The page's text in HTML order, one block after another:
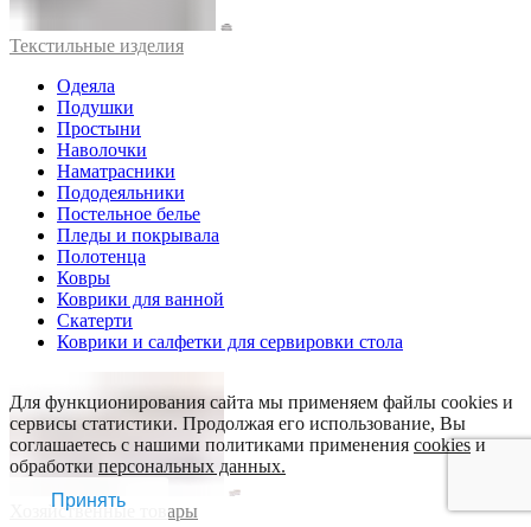
Текстильные изделия
Одеяла
Подушки
Простыни
Наволочки
Наматрасники
Пододеяльники
Постельное белье
Пледы и покрывала
Полотенца
Ковры
Коврики для ванной
Скатерти
Коврики и салфетки для сервировки стола
Хозяйственные товары
Для функционирования сайта мы применяем файлы cookies и
сервисы статистики. Продолжая его использование, Вы
соглашаетесь с нашими политиками применения cookiesи
обработки персональных данных.
Принять